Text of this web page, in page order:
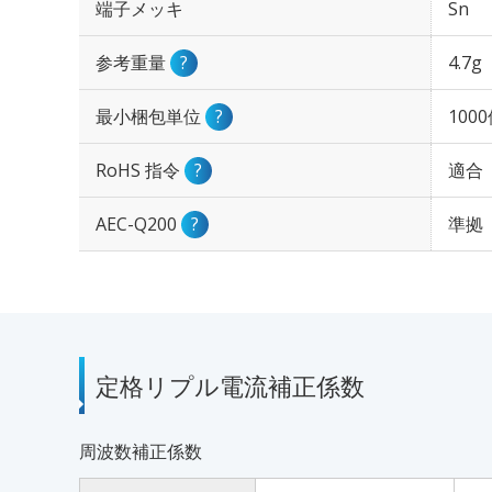
端子メッキ Sn
参考重量 ? 4.7g
最小梱包単位 ?
RoHS 指令 ? 適合
AEC-Q200 ? 準拠
定格リプル電流補正係数
周波数補正係数